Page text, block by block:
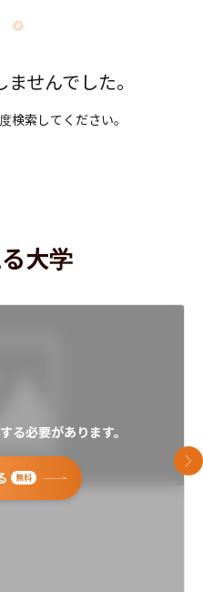
せんでした。
検索してください。
大学
る必要があります。
無料
次